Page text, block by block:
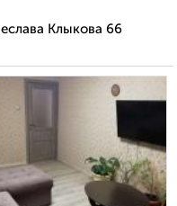
Клыкова 66